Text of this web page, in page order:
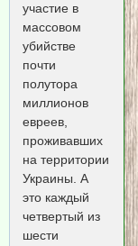
участие в
массовом
убийстве
почти
полутора
миллионов
евреев,
проживавших
на территории
Украины. А
это каждый
четвертый из
шести